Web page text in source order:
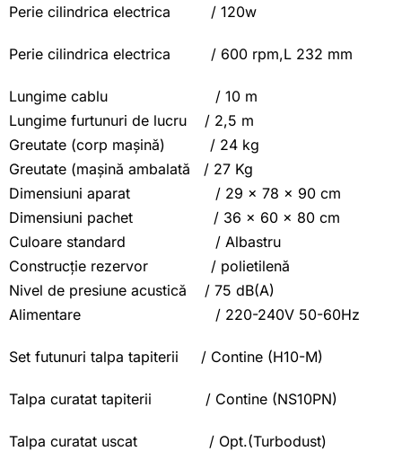
Perie cilindrica electrica / 120w
Perie cilindrica electrica / 600 rpm,L 232 mm
Lungime cablu / 10 m
Lungime furtunuri de lucru / 2,5 m
Greutate (corp mașină) / 24 kg
Greutate (mașină ambalată / 27 Kg
Dimensiuni aparat / 29 x 78 x 90 cm
Dimensiuni pachet / 36 x 60 x 80 cm
Culoare standard / Albastru
Construcție rezervor / polietilenă
Nivel de presiune acustică / 75 dB(A)
Alimentare / 220-240V 50-60Hz
Set futunuri talpa tapiterii / Contine (H10-M)
Talpa curatat tapiterii / Contine (NS10PN)
Talpa curatat uscat / Opt.(Turbodust)